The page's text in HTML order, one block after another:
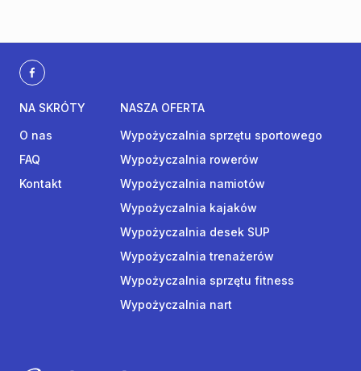
NA SKRÓTY
O nas
FAQ
Kontakt
NASZA OFERTA
Wypożyczalnia sprzętu sportowego
Wypożyczalnia rowerów
Wypożyczalnia namiotów
Wypożyczalnia kajaków
Wypożyczalnia desek SUP
Wypożyczalnia trenażerów
Wypożyczalnia sprzętu fitness
Wypożyczalnia nart